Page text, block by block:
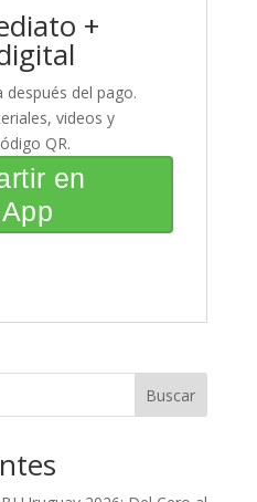
+
del pago.
videos y
QR.
en
Buscar